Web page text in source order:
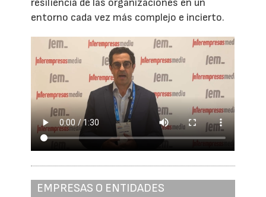
resiliencia de las organizaciones en un
entorno cada vez más complejo e incierto.
EMPRESAS O ENTIDADES